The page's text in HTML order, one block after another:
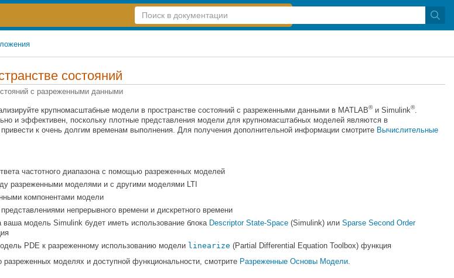
Справка
по
состояний
с разреженными данными
крупномасштабные модели в пространстве состояний с разреженными данными в MATLAB®и Simulink®.
и эффективен, поскольку плотные представления модели для крупномасштабных моделей являются в
к очень долгим временам выполнения. Для получения дополнительной информации смотрите Вычислительные
частотного диапазона с помощью разреженных моделей
разреженными моделями и с другими моделями LTI
компонентами модели
непрерывного времени и дискретного времени
ваша модель Simulink будет иметь использование блока Descriptor State-Space (Simulink) или Sparse Second Order
PDE к разреженному использованию модели linearize (Partial Differential Equation Toolbox) функция
моделях и доступной функциональности, смотрите Разреженные Основы Модели.